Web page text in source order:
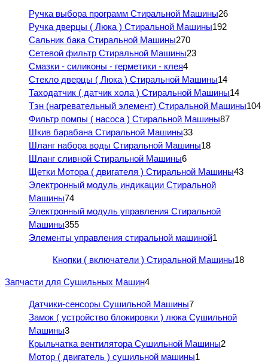
Ручка выбора программ Стиральной Машины26
Ручка дверцы ( Люка ) Стиральной Машины192
Сальник бака Стиральной Машины270
Сетевой фильтр Стиральной Машины23
Смазки - силиконы - герметики - клея4
Стекло дверцы ( Люка ) Стиральной Машины14
Таходатчик ( датчик хола ) Стиральной Машины14
Тэн (нагревательный элемент) Стиральной Машины104
Фильтр помпы ( насоса ) Стиральной Машины87
Шкив барабана Стиральной Машины33
Шланг набора воды Стиральной Машины18
Шланг сливной Стиральной Машины6
Щетки Мотора ( двигателя ) Стиральной Машины43
Электронный модуль индикации Стиральной
Машины74
Электронный модуль управления Стиральной
Машины355
Элементы управления стиральной машиной1
Кнопки ( включатели ) Стиральной Машины18
Запчасти для Сушильных Машин4
Датчики-сенсоры Сушильной Машины7
Замок ( устройство блокировки ) люка Сушильной
Машины3
Крыльчатка вентилятора Сушильной Машины2
Мотор ( двигатель ) сушильной машины1